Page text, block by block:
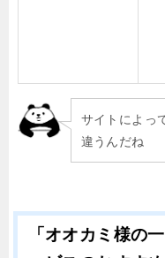
サイトによっ
違うんだね
「オオカミ様の